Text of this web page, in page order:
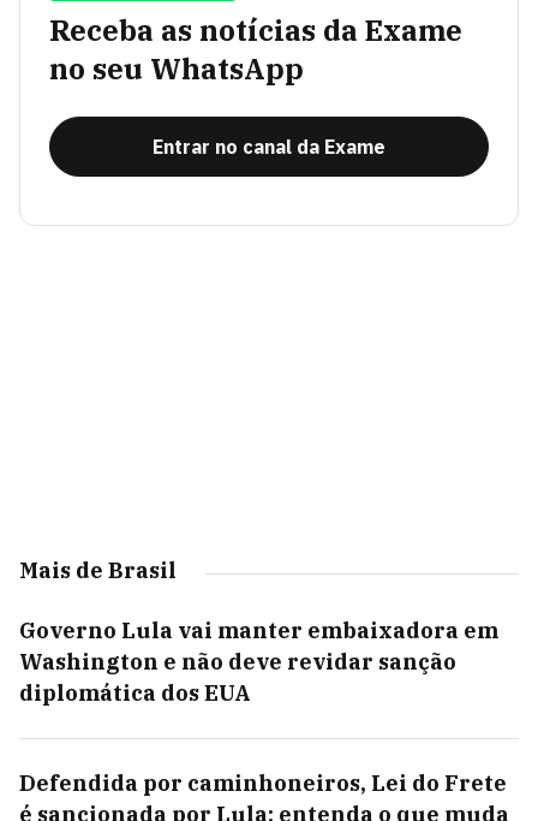
Receba as notícias da Exame
no seu WhatsApp
Entrar no canal da Exame
Mais de Brasil
Governo Lula vai manter embaixadora em
Washington e não deve revidar sanção
diplomática dos EUA
Defendida por caminhoneiros, Lei do Frete
é sancionada por Lula; entenda o que muda